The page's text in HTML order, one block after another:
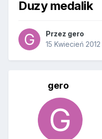
Duzy medalik
Przez gero
15 Kwiecień 2012
gero